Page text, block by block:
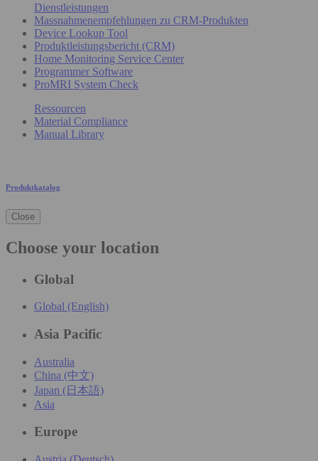
Dienstleistungen
Massnahmenempfehlungen zu CRM-Produkten
Device Lookup Tool
Produktleistungsbericht (CRM)
Home Monitoring Service Center
Programmer Software
ProMRI System Check
Ressourcen
Material Compliance
Manual Library
Produktkatalog
Close
Choose your location
Global
Global (English)
Asia Pacific
Australia
China (中文)
Japan (日本語)
Asia
Europe